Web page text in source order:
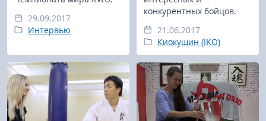
29.09.2017
Интервью
конкурентных бойцов.
21.06.2017
Киокушин (IKO)